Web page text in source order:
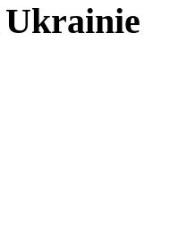
Ukrainie